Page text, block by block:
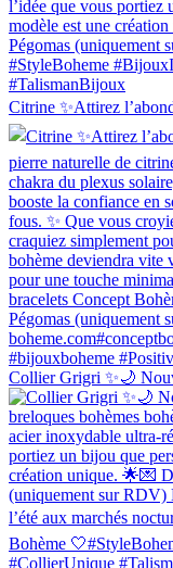
Citrine ✨Attirez
Collier Grigri ✨🌙